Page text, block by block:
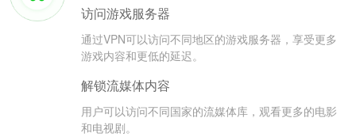
访问游戏服务器
通过VPN可以访问不同地区的游戏服务器，享受更多
游戏内容和更低的延迟。
解锁流媒体内容
用户可以访问不同国家的流媒体库，观看更多的电影
和电视剧。